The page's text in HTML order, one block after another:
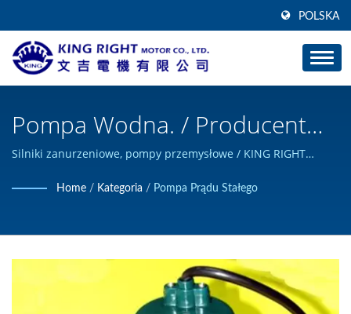
POLSKA
Pompa Wodna. / Producent
Silników Z Przekładnią
Planetarną | KING RIGHT
Silniki zanurzeniowe, pompy przemysłowe / KING RIGHT
produkty z silnikiem prądu stałego i posiada certyfikat ISO
Home / Kategoria / Pompa Prądu Stałego